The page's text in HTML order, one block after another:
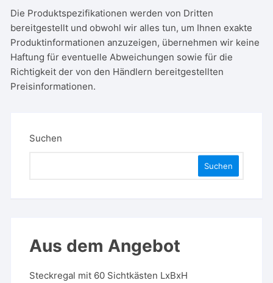
Die Produktspezifikationen werden von Dritten
bereitgestellt und obwohl wir alles tun, um Ihnen exakte
Produktinformationen anzuzeigen, übernehmen wir keine
Haftung für eventuelle Abweichungen sowie für die
Richtigkeit der von den Händlern bereitgestellten
Preisinformationen.
Suchen
Suchen
Aus dem Angebot
Steckregal mit 60 Sichtkästen LxBxH